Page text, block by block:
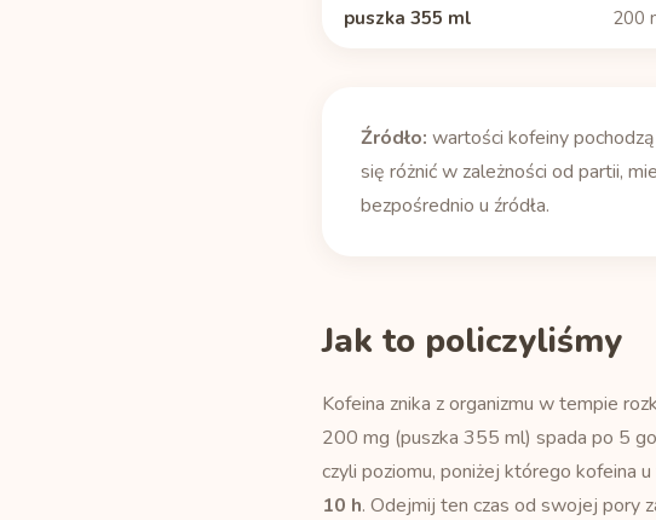
puszka 355 ml 200
Źródło: wartości kofeiny pochodzą
się różnić w zależności od partii,
bezpośrednio u źródła.
Jak to policzyliśmy
Kofeina znika z organizmu w tempie
200 mg (puszka 355 ml) spada po 5
czyli poziomu, poniżej którego kofeina
10 h. Odejmij ten czas od swojej pory